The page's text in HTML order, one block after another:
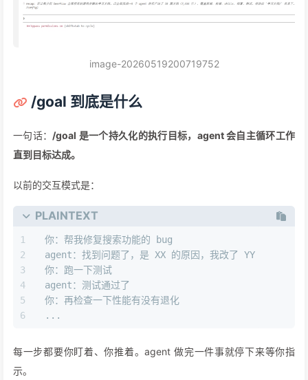
image-20260519200719752
/goal 到底是什么
一句话： /goal 是一个持久化的执行目标，agent 会自主循环工作
直到目标达成。
以前的交互模式是：
PLAINTEXT
你：帮我修复搜索功能的 bug
agent：找到问题了，是 XX 的原因，我改了 YY
你：跑一下测试
agent：测试通过了
你：再检查一下性能有没有退化
...
每一步都要你盯着、你推着。agent 做完一件事就停下来等你指
示。